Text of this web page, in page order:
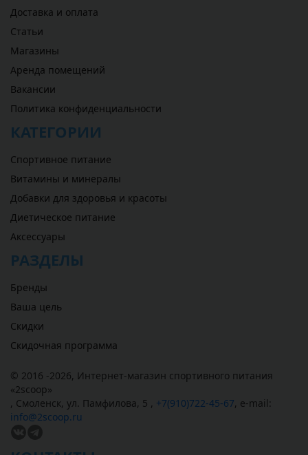
Доставка и оплата
Статьи
Магазины
Аренда помещений
Вакансии
Политика конфиденциальности
КАТЕГОРИИ
Спортивное питание
Витамины и минералы
Добавки для здоровья и красоты
Диетическое питание
Аксессуары
РАЗДЕЛЫ
Бренды
Ваша цель
Скидки
Скидочная программа
© 2016 -2026, Интернет-магазин спортивного питания
«2scoop»
, Смоленск, ул. Памфилова, 5 , +7(910)722-45-67, e-mail:
info@2scoop.ru